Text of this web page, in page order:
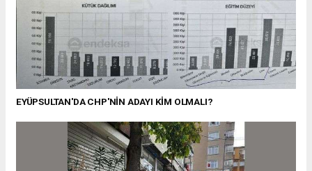
EYÜPSULTAN'DA CHP'NİN ADAYI KİM OLMALI?